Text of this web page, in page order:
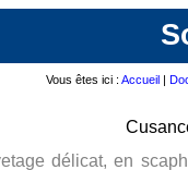
Vous êtes ici : Accueil |
délicat, en